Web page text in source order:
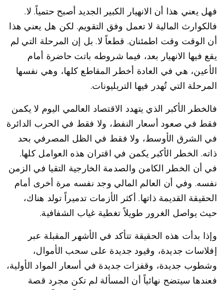
فهل يعني هذا أن الانهيار الكبير الجديد أصبح حتمياً. لا.
فالكوارث المالية لا تعمل وفق التقويم. لكن هل يعني هذا
أن الوقت وقت اطمئنان. قطعاً لا. بل إن المرحلة التي لم
يقع فيها الانهيار بعد، فيما شروطه باتت حاضرة أمام
الأعين، هي في العادة أخطر المقاطع كلها، وهي نفسها
المرحلة التي تُهدر فيها التريليونات.
فالخطر الأكبر الذي يتهدد الاقتصاد العالمي اليوم لا يكمن
فقط في صعود أسعار النفط، ولا فقط في الحرب الدائرة
في الشرق الأوسط، ولا فقط في الظل المصرفي بحد
ذاته. الخطر الأكبر يكمن في اقتران هذه العوامل كلها.
في أن الخطر الكامن والصدمة الخارجية التقيا في الزمن
نفسه. وفي أن العالم المالي وجد نفسه مرة أخرى أمام
الحقيقة القديمة ذاتها. أكثر الأزمات تدميراً تولد هناك،
حيث يواصل الغرور طويلاً تغطية غياب الشفافية.
وإذا بدأت هذه الحقيقة تتأكد في الأشهر المقبلة عبر
إفلاسات جديدة، وقيود جديدة على سحب الأموال،
وشطوب جديدة، وقفزات جديدة في أسعار المواد الأولية،
فعندها سيتضح نهائياً أن المسألة لم تكن مجرد قصة